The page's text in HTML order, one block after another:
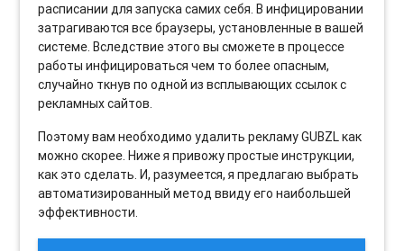
расписании для запуска самих себя. В инфицировании
затрагиваются все браузеры, установленные в вашей
системе. Вследствие этого вы сможете в процессе
работы инфицироваться чем то более опасным,
случайно ткнув по одной из всплывающих ссылок с
рекламных сайтов.
Поэтому вам необходимо удалить рекламу GUBZL как
можно скорее. Ниже я привожу простые инструкции,
как это сделать. И, разумеется, я предлагаю выбрать
автоматизированный метод ввиду его наибольшей
эффективности.